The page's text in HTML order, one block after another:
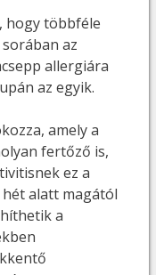
hogy többféle
az
allergiára
az egyik.
amely a
fertőző is,
ez a
alatt magától
a